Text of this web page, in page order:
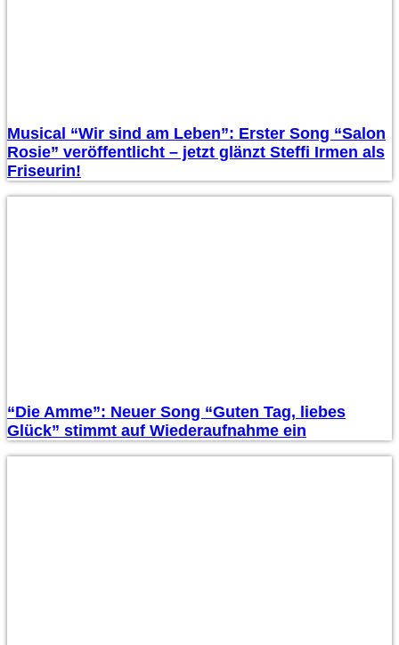
Musical “Wir sind am Leben”: Erster Song “Salon
Rosie” veröffentlicht – jetzt glänzt Steffi Irmen als
Friseurin!
“Die Amme”: Neuer Song “Guten Tag, liebes
Glück” stimmt auf Wiederaufnahme ein